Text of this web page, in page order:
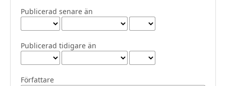
Publicerad senare än
Publicerad tidigare än
Författare